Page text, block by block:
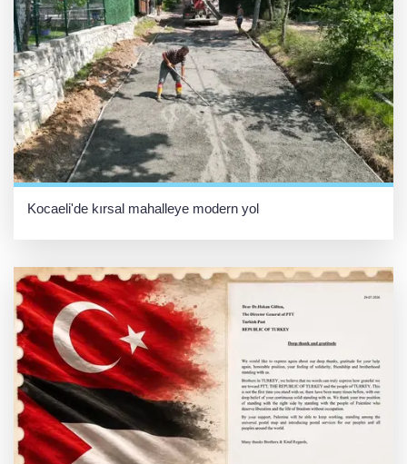
Kocaeli'de kırsal mahalleye modern yol